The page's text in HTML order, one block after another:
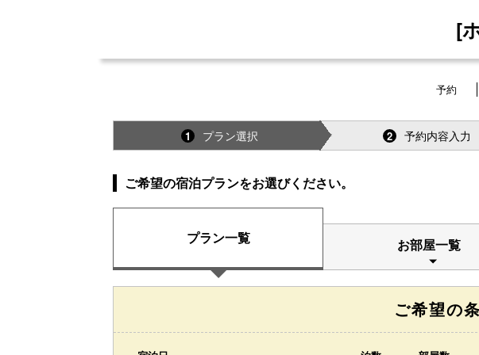
[
予約
1 プラン選択 2 予約内容入力
ご希望の宿泊プランをお選びください。
プラン一覧 お部屋一覧
ご希望の